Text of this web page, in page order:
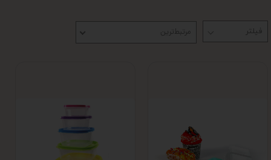
تغییر گذر مرتبط‌ترین